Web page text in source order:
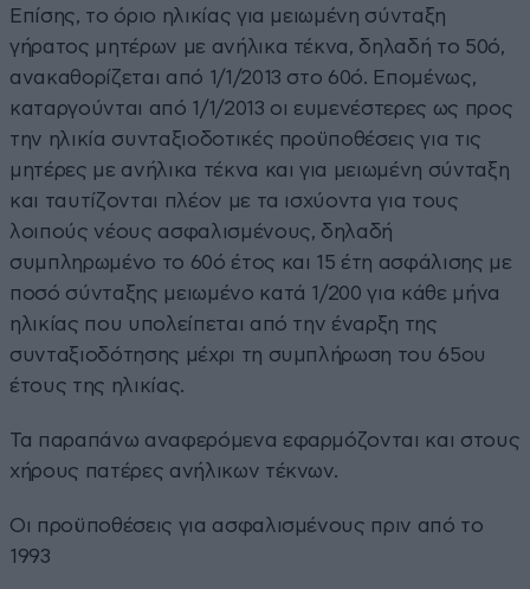
Επίσης, το όριο ηλικίας για µειωµένη σύνταξη
γήρατος µητέρων µε ανήλικα τέκνα, δηλαδή το 50ό,
ανακαθορίζεται από 1/1/2013 στο 60ό. Εποµένως,
καταργούνται από 1/1/2013 οι ευµενέστερες ως προς
την ηλικία συνταξιοδοτικές προϋποθέσεις για τις
µητέρες µε ανήλικα τέκνα και για µειωµένη σύνταξη
και ταυτίζονται πλέον µε τα ισχύοντα για τους
λοιπούς νέους ασφαλισµένους, δηλαδή
συµπληρωµένο το 60ό έτος και 15 έτη ασφάλισης µε
ποσό σύνταξης µειωµένο κατά 1/200 για κάθε µήνα
ηλικίας που υπολείπεται από την έναρξη της
συνταξιοδότησης µέχρι τη συµπλήρωση του 65ου
έτους της ηλικίας.
Τα παραπάνω αναφερόµενα εφαρµόζονται και στους
χήρους πατέρες ανήλικων τέκνων.
Οι προϋποθέσεις για ασφαλισµένους πριν από το
1993